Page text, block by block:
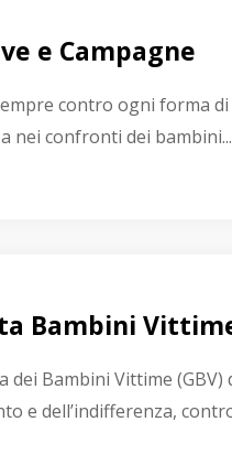
e Campagne
contro ogni forma
nei confronti dei bambini...
Bambini
dei Bambini Vittime (GBV)
e dell’indifferenza,